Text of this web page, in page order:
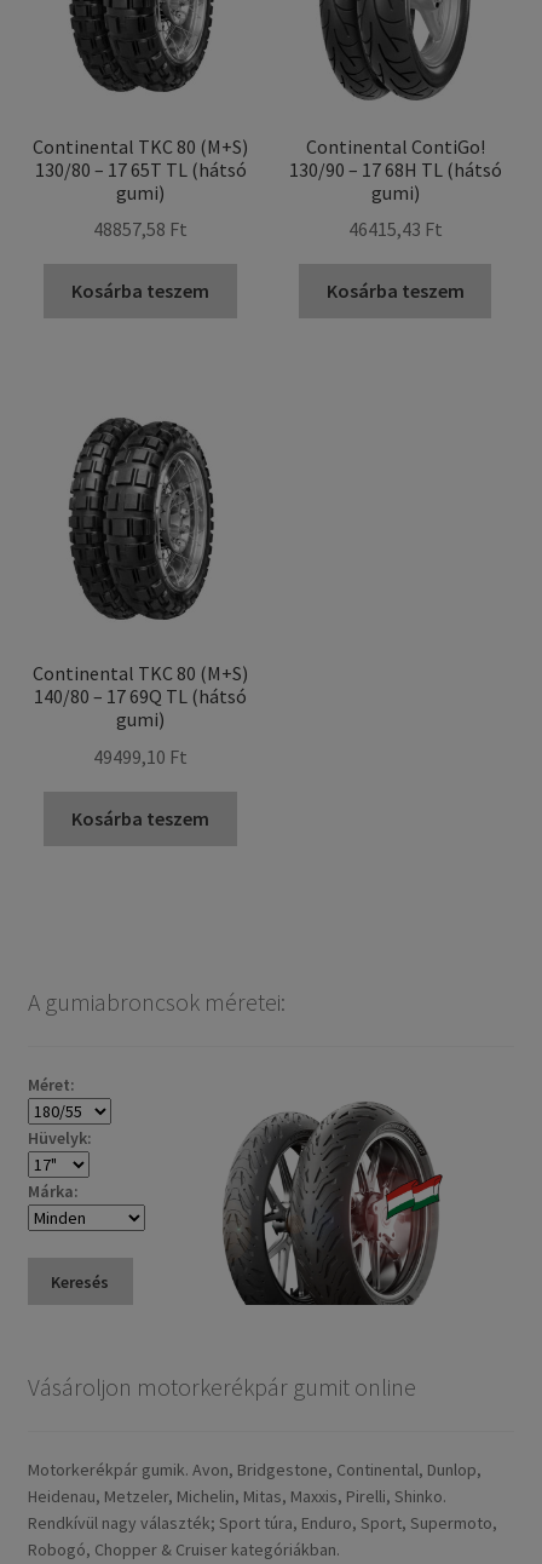
Continental TKC 80 (M+S)
130/80 – 17 65T TL (hátsó
gumi)
48857,58 Ft
Kosárba teszem
Continental ContiGo!
130/90 – 17 68H TL (hátsó
gumi)
46415,43 Ft
Kosárba teszem
Continental TKC 80 (M+S)
140/80 – 17 69Q TL (hátsó
gumi)
49499,10 Ft
Kosárba teszem
A gumiabroncsok méretei:
Méret:
Hüvelyk:
Márka:
Keresés
Vásároljon motorkerékpár gumit online
Motorkerékpár gumik. Avon, Bridgestone, Continental, Dunlop,
Heidenau, Metzeler, Michelin, Mitas, Maxxis, Pirelli, Shinko.
Rendkívül nagy választék; Sport túra, Enduro, Sport, Supermoto,
Robogó, Chopper & Cruiser kategóriákban.